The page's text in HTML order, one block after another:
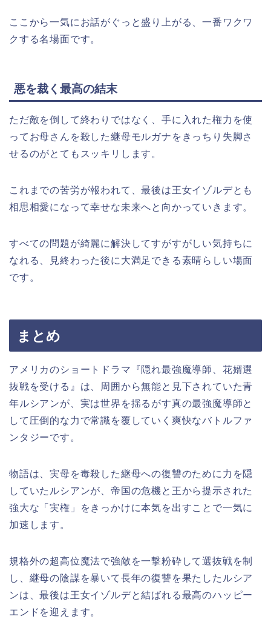
ここから一気にお話がぐっと盛り上がる、一番ワクワ
クする名場面です。
悪を裁く最高の結末
ただ敵を倒して終わりではなく、手に入れた権力を使
ってお母さんを殺した継母モルガナをきっちり失脚さ
せるのがとてもスッキリします。
これまでの苦労が報われて、最後は王女イゾルデとも
相思相愛になって幸せな未来へと向かっていきます。
すべての問題が綺麗に解決してすがすがしい気持ちに
なれる、見終わった後に大満足できる素晴らしい場面
です。
まとめ
アメリカのショートドラマ『隠れ最強魔導師、花婿選
抜戦を受ける』は、周囲から無能と見下されていた青
年ルシアンが、実は世界を揺るがす真の最強魔導師と
して圧倒的な力で常識を覆していく爽快なバトルファ
ンタジーです。
物語は、実母を毒殺した継母への復讐のために力を隠
していたルシアンが、帝国の危機と王から提示された
強大な「実権」をきっかけに本気を出すことで一気に
加速します。
規格外の超高位魔法で強敵を一撃粉砕して選抜戦を制
し、継母の陰謀を暴いて長年の復讐を果たしたルシア
ンは、最後は王女イゾルデと結ばれる最高のハッピー
エンドを迎えます。